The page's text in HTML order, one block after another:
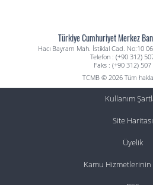
Türkiye Cumhuriyet Merkez
Hacı Bayram Mah. İstiklal Cad. No:10
Telefon : (+90 312)
Faks : (+90 312)
TCMB © 2026 Tüm
Kullanım
Site Haritası
Üyelik
Kamu